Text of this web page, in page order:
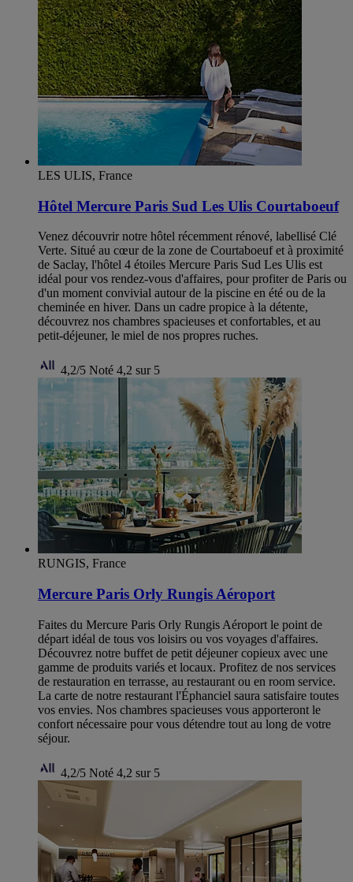
LES ULIS, France
Hôtel Mercure Paris Sud Les Ulis Courtaboeuf
Venez découvrir notre hôtel récemment rénové, labellisé Clé
Verte. Situé au cœur de la zone de Courtaboeuf et à proximité
de Saclay, l'hôtel 4 étoiles Mercure Paris Sud Les Ulis est
idéal pour vos rendez-vous d'affaires, pour profiter de Paris ou
d'un moment convivial autour de la piscine en été ou de la
cheminée en hiver. Dans un cadre propice à la détente,
découvrez nos chambres spacieuses et confortables, et au
petit-déjeuner, le miel de nos propres ruches.
4,2/5 Noté 4,2 sur 5
RUNGIS, France
Mercure Paris Orly Rungis Aéroport
Faites du Mercure Paris Orly Rungis Aéroport le point de
départ idéal de tous vos loisirs ou vos voyages d'affaires.
Découvrez notre buffet de petit déjeuner copieux avec une
gamme de produits variés et locaux. Profitez de nos services
de restauration en terrasse, au restaurant ou en room service.
La carte de notre restaurant l'Éphanciel saura satisfaire toutes
vos envies. Nos chambres spacieuses vous apporteront le
confort nécessaire pour vous détendre tout au long de votre
séjour.
4,2/5 Noté 4,2 sur 5